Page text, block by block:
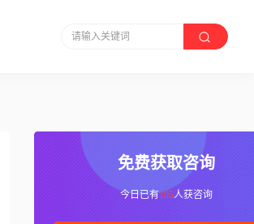
请输入关键词
免费获取咨询
今日已有105人获咨询